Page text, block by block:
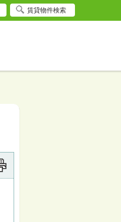
賃貸物件検索